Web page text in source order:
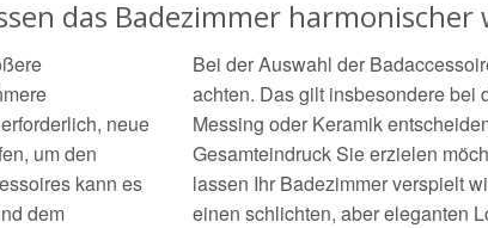
das Badezimmer harmonischer
neue
um den
kann es
dem
Bei der Auswahl der
achten. Das gilt insbesondere bei
Messing oder Keramik
Gesamteindruck Sie erzielen
lassen Ihr Badezimmer verspielt
einen schlichten, aber eleganten